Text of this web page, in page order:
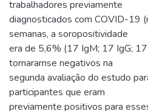
trabalhadores previamente
diagnosticados com COVID-19
semanas, a soropositividade
era de 5,6% (17 IgM; 17 IgG;
tornaramse negativos na
segunda avaliação do estudo
participantes que eram
previamente positivos para